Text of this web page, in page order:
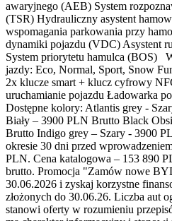
awaryjnego (AEB) System
(TSR) Hydrauliczny asystent
wspomagania parkowania przy
dynamiki pojazdu (VDC) Asystent
System priorytetu hamulca (BOS)
jazdy: Eco, Normal, Sport, Snow
2x klucze smart + klucz cyfrowy
uruchamianie pojazdu Ładowarka
Dostępne kolory: Atlantis grey -
Biały – 3900 PLN Brutto Black
Brutto Indigo grey – Szary - 3900
okresie 30 dni przed
PLN. Cena katalogowa – 153 890
brutto. Promocja "Zamów nowe
30.06.2026 i zyskaj korzystne
złożonych do 30.06.26. Liczba aut
stanowi oferty w rozumieniu